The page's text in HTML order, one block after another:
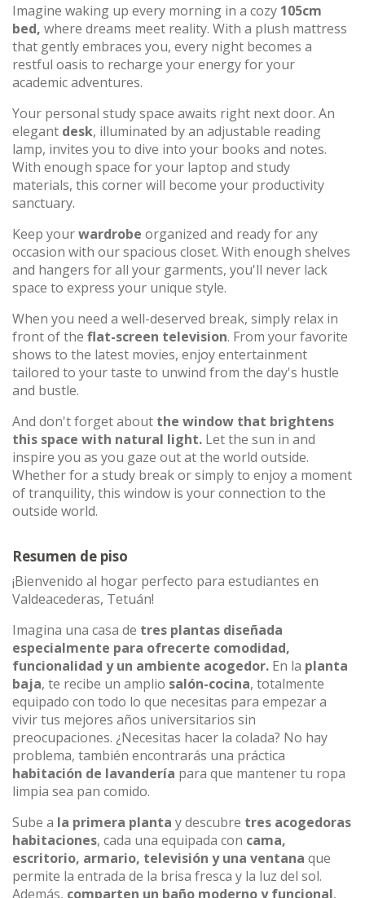
Imagine waking up every morning in a cozy 105cm
bed, where dreams meet reality. With a plush mattress
that gently embraces you, every night becomes a
restful oasis to recharge your energy for your
academic adventures.
Your personal study space awaits right next door. An
elegant desk, illuminated by an adjustable reading
lamp, invites you to dive into your books and notes.
With enough space for your laptop and study
materials, this corner will become your productivity
sanctuary.
Keep yourwardrobe organized and ready for any
occasion with our spacious closet. With enough shelves
and hangers for all your garments, you'll never lack
space to express your unique style.
When you need a well-deserved break, simply relax in
front of the flat-screen television. From your favorite
shows to the latest movies, enjoy entertainment
tailored to your taste to unwind from the day's hustle
and bustle.
And don't forget about the window that brightens
this space with natural light. Let the sun in and
inspire you as you gaze out at the world outside.
Whether for a study break or simply to enjoy a moment
of tranquility, this window is your connection to the
outside world.
Resumen de piso
¡Bienvenido al hogar perfecto para estudiantes en
Valdeacederas, Tetuán!
Imagina una casa de tres plantas diseñada
especialmente para ofrecerte comodidad,
funcionalidad y un ambiente acogedor. En la planta
baja, te recibe un amplio salón-cocina, totalmente
equipado con todo lo que necesitas para empezar a
vivir tus mejores años universitarios sin
preocupaciones. ¿Necesitas hacer la colada? No hay
problema, también encontrarás una práctica
habitación de lavandería para que mantener tu ropa
limpia sea pan comido.
Sube a la primera planta y descubre tres acogedoras
habitaciones, cada una equipada con cama,
escritorio, armario, televisión y una ventana que
permite la entrada de la brisa fresca y la luz del sol.
Además, comparten un baño moderno y funcional,